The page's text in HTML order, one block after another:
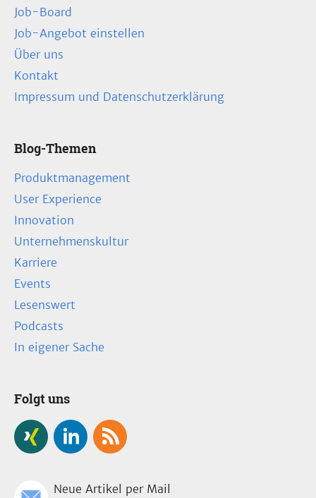
Job-Board
Job-Angebot einstellen
Über uns
Kontakt
Impressum und Datenschutzerklärung
Blog-Themen
Produktmanagement
User Experience
Innovation
Unternehmenskultur
Karriere
Events
Lesenswert
Podcasts
In eigener Sache
Folgt uns
Neue Artikel per Mail